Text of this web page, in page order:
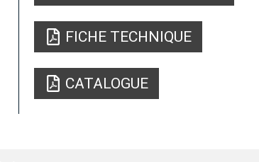
FICHE TECHNIQUE
CATALOGUE